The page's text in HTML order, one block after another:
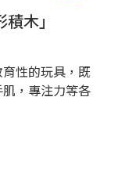
木」
性的玩具，既
，專注力等各